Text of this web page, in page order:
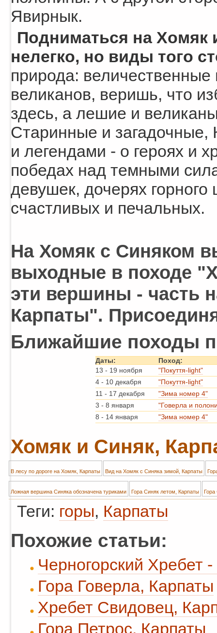
Явирнык.
Подниматься на Хомяк
нелегко, но виды того
природа:
великанов, веришь, что
здесь, а лешие и
Старинные и загадочные,
и легендами - о героях и
победах над темными
девушек, дочерях
счастливых и печальных.
На Хомяк с Синяком
выходные в походе
эти вершины - часть
Карпаты".
Ближайшие походы
Даты:
Поход:
13 - 19 ноября
"Покуття-light"
4 - 10 декабря
"Покуття-light"
11 - 17 декабря
"Зима номер 4"
3 - 8 января
"Говерла и
8 - 14 января "Зима номер 4"
Хомяк и Синяк,
В лесу по дороге на Хомяк, Карпаты Вид на Хомяк с Синяка зимой, Карпаты
Ложная вершина Синяка обозначена туриками Гора Синяк летом, Карпаты Гора
Теги: горы, Карпаты
Похожие статьи:
Черногорский Хребет
Гора Говерла, Карпаты
Хребет Свидовец,
Гора Петрос, Карпаты